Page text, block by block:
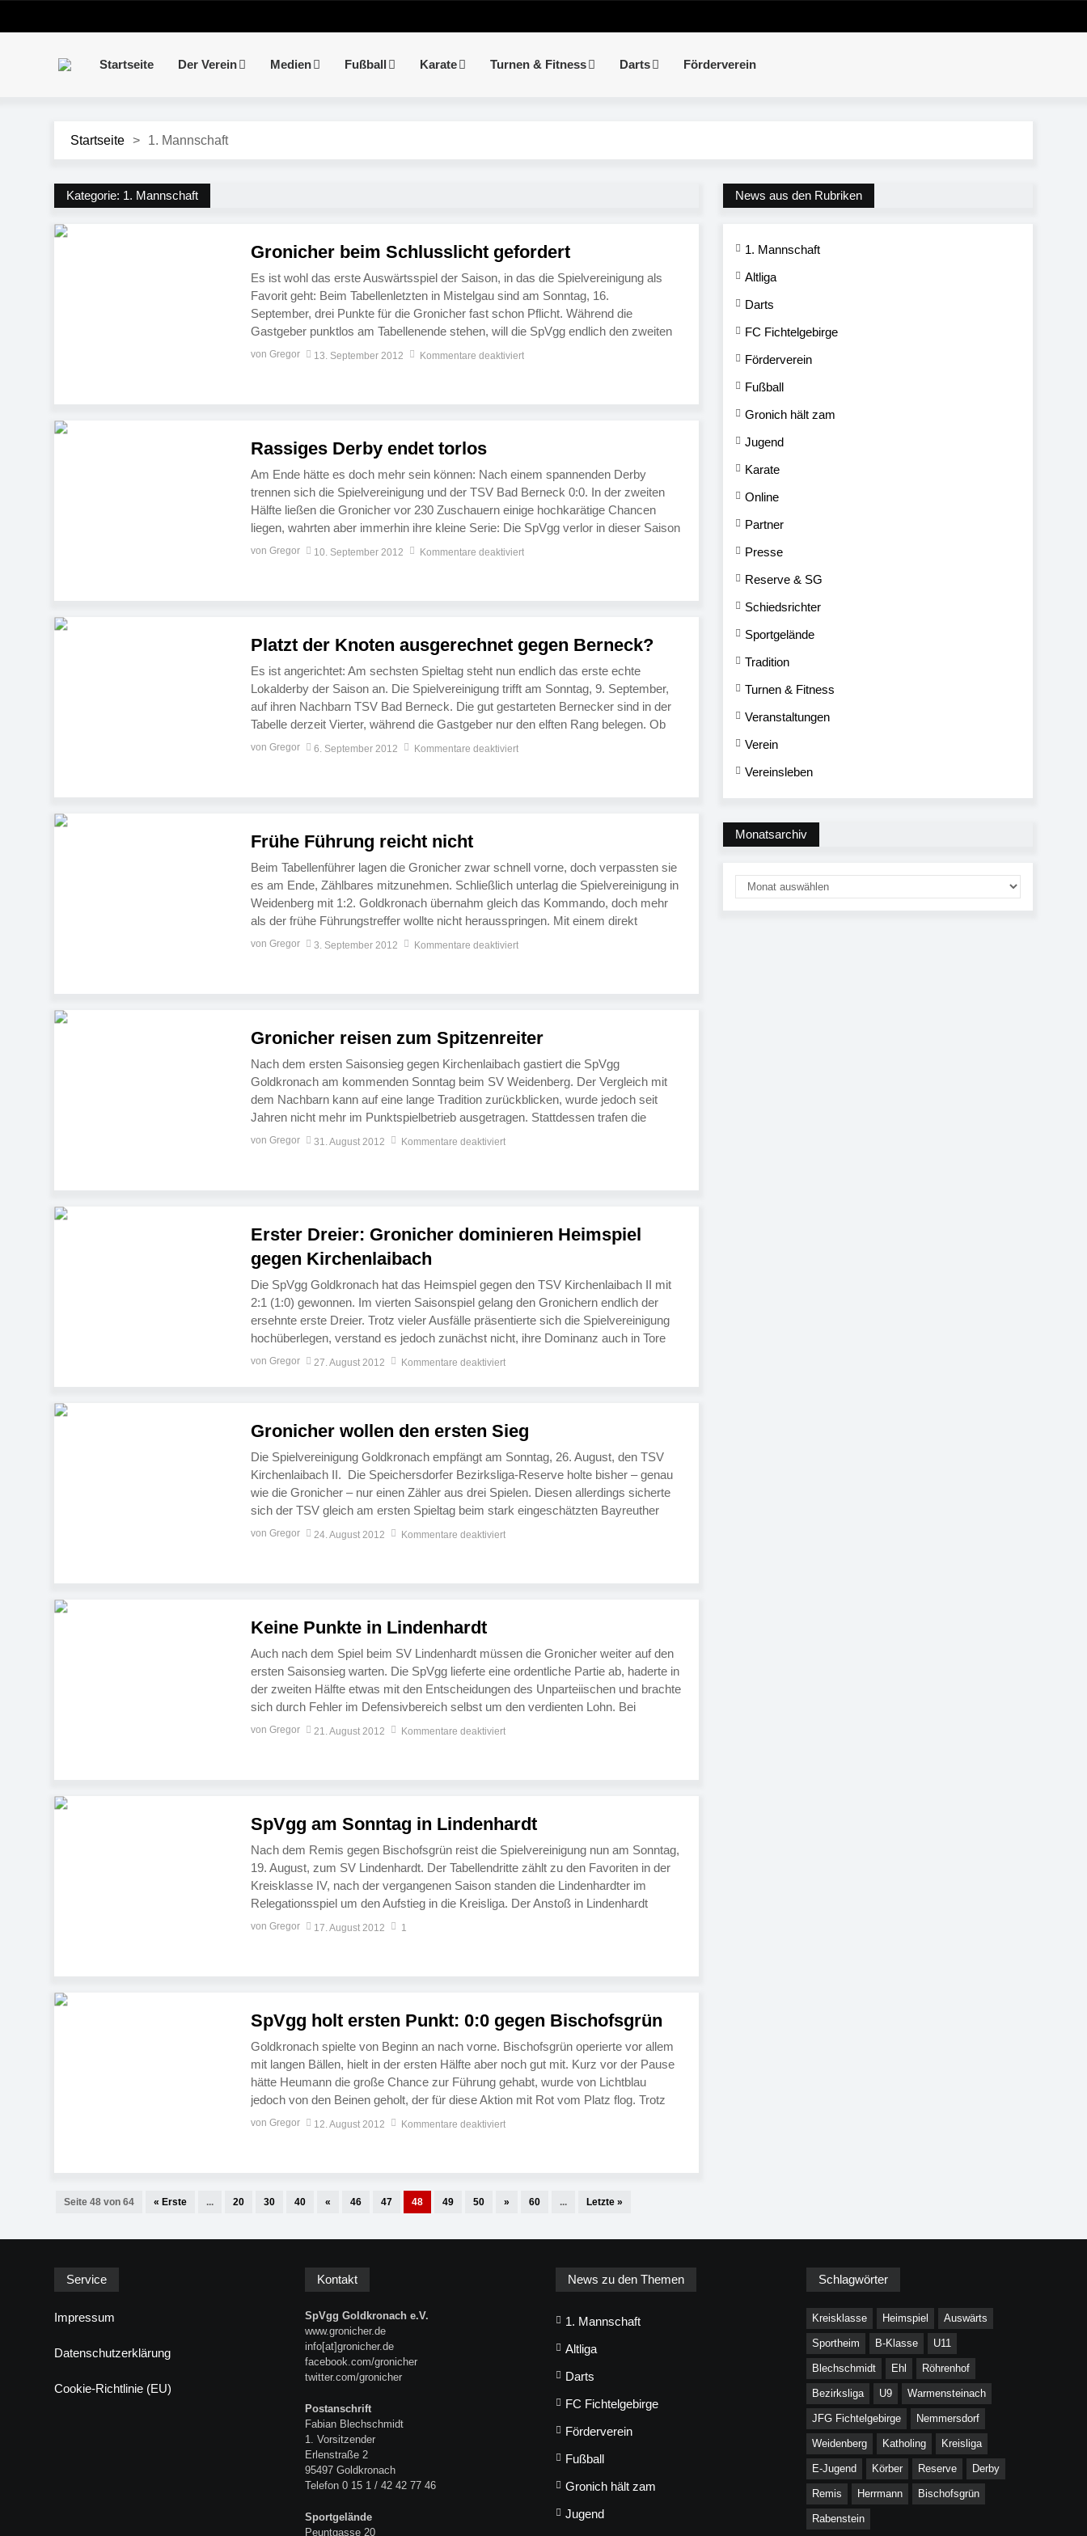
Startseite Der Verein Medien Fußball Karate Turnen & Fitness Darts Förderverein
Startseite > 1. Mannschaft
Kategorie: 1. Mannschaft
Gronicher beim Schlusslicht gefordert
Es ist wohl das erste Auswärtsspiel der Saison, in das die Spielvereinigung als
Favorit geht: Beim Tabellenletzten in Mistelgau sind am Sonntag, 16.
September, drei Punkte für die Gronicher fast schon Pflicht. Während die
Gastgeber punktlos am Tabellenende stehen, will die SpVgg endlich den zweiten
Sieg einfahren. Angepfiffen werden soll die Partie bereits um 13 Uhr […]
von Gregor 13. September 2012 Kommentare deaktiviert
Rassiges Derby endet torlos
Am Ende hätte es doch mehr sein können: Nach einem spannenden Derby
trennen sich die Spielvereinigung und der TSV Bad Berneck 0:0. In der zweiten
Hälfte ließen die Gronicher vor 230 Zuschauern einige hochkarätige Chancen
liegen, wahrten aber immerhin ihre kleine Serie: Die SpVgg verlor in dieser Saison
noch kein Heimspiel. Vor dem Kreisklassen-Duell maßen sich […]
von Gregor 10. September 2012 Kommentare deaktiviert
Platzt der Knoten ausgerechnet gegen Berneck?
Es ist angerichtet: Am sechsten Spieltag steht nun endlich das erste echte
Lokalderby der Saison an. Die Spielvereinigung trifft am Sonntag, 9. September,
auf ihren Nachbarn TSV Bad Berneck. Die gut gestarteten Bernecker sind in der
Tabelle derzeit Vierter, während die Gastgeber nur den elften Rang belegen. Ob
nun ausgerechnet gegen den TSV der Knoten […]
von Gregor 6. September 2012 Kommentare deaktiviert
Frühe Führung reicht nicht
Beim Tabellenführer lagen die Gronicher zwar schnell vorne, doch verpassten sie
es am Ende, Zählbares mitzunehmen. Schließlich unterlag die Spielvereinigung in
Weidenberg mit 1:2. Goldkronach übernahm gleich das Kommando, doch mehr
als der frühe Führungstreffer wollte nicht herausspringen. Mit einem direkt
verwandelten Freistoß glichen die Sommerer-Schützlinge in der 22. Spielminute
von Gregor 3. September 2012 Kommentare deaktiviert
Gronicher reisen zum Spitzenreiter
Nach dem ersten Saisonsieg gegen Kirchenlaibach gastiert die SpVgg
Goldkronach am kommenden Sonntag beim SV Weidenberg. Der Vergleich mit
dem Nachbarn kann auf eine lange Tradition zurückblicken, wurde jedoch seit
Jahren nicht mehr im Punktspielbetrieb ausgetragen. Stattdessen trafen die
Gronicher während ihrer Zeit in der A-Klasse sogar desöfteren auf die Reserve
von Gregor 31. August 2012 Kommentare deaktiviert
Erster Dreier: Gronicher dominieren Heimspiel
gegen Kirchenlaibach
Die SpVgg Goldkronach hat das Heimspiel gegen den TSV Kirchenlaibach II mit
2:1 (1:0) gewonnen. Im vierten Saisonspiel gelang den Gronichern endlich der
ersehnte erste Dreier. Trotz vieler Ausfälle präsentierte sich die Spielvereinigung
hochüberlegen, verstand es jedoch zunächst nicht, ihre Dominanz auch in Tore
umzumünzen. Erst Max Rabensteins Strafstoßtor kurz vor der Halbzeit brach
von Gregor 27. August 2012 Kommentare deaktiviert
Gronicher wollen den ersten Sieg
Die Spielvereinigung Goldkronach empfängt am Sonntag, 26. August, den TSV
Kirchenlaibach II. Die Speichersdorfer Bezirksliga-Reserve holte bisher – genau
wie die Gronicher – nur einen Zähler aus drei Spielen. Diesen allerdings sicherte
sich der TSV gleich am ersten Spieltag beim stark eingeschätzten Bayreuther
Sportring. Zuletzt verlor die Mannschaft jedoch in Gesees (0:1) und zu Hause […]
von Gregor 24. August 2012 Kommentare deaktiviert
Keine Punkte in Lindenhardt
Auch nach dem Spiel beim SV Lindenhardt müssen die Gronicher weiter auf den
ersten Saisonsieg warten. Die SpVgg lieferte eine ordentliche Partie ab, haderte in
der zweiten Hälfte etwas mit den Entscheidungen des Unparteiischen und brachte
sich durch Fehler im Defensivbereich selbst um den verdienten Lohn. Bei
hochsommerlichen Temperaturen boten beide Mannschaften ein vor allem […]
von Gregor 21. August 2012 Kommentare deaktiviert
SpVgg am Sonntag in Lindenhardt
Nach dem Remis gegen Bischofsgrün reist die Spielvereinigung nun am Sonntag,
19. August, zum SV Lindenhardt. Der Tabellendritte zählt zu den Favoriten in der
Kreisklasse IV, nach der vergangenen Saison standen die Lindenhardter im
Relegationsspiel um den Aufstieg in die Kreisliga. Der Anstoß in Lindenhardt
erfolgt um 15 Uhr. Die Reserve tritt zuvor ab 13 […]
von Gregor 17. August 2012 1
SpVgg holt ersten Punkt: 0:0 gegen Bischofsgrün
Goldkronach spielte von Beginn an nach vorne. Bischofsgrün operierte vor allem
mit langen Bällen, hielt in der ersten Hälfte aber noch gut mit. Kurz vor der Pause
hätte Heumann die große Chance zur Führung gehabt, wurde von Lichtblau
jedoch von den Beinen geholt, der für diese Aktion mit Rot vom Platz flog. Trotz
numerischer Überlegenheit […]
von Gregor 12. August 2012 Kommentare deaktiviert
Seite 48 von 64 « Erste ... 20 30 40 « 46 47 48 49 50 » 60 ... Letzte »
News aus den Rubriken
1. Mannschaft
Altliga
Darts
FC Fichtelgebirge
Förderverein
Fußball
Gronich hält zam
Jugend
Karate
Online
Partner
Presse
Reserve & SG
Schiedsrichter
Sportgelände
Tradition
Turnen & Fitness
Veranstaltungen
Verein
Vereinsleben
Monatsarchiv
Service
Impressum
Datenschutzerklärung
Cookie-Richtlinie (EU)
Kontakt
SpVgg Goldkronach e.V.
www.gronicher.de
info[at]gronicher.de
facebook.com/gronicher
twitter.com/gronicher
Postanschrift
Fabian Blechschmidt
1. Vorsitzender
Erlenstraße 2
95497 Goldkronach
Telefon 0 15 1 / 42 42 77 46
Sportgelände
Peuntgasse 20
News zu den Themen
1. Mannschaft
Altliga
Darts
FC Fichtelgebirge
Förderverein
Fußball
Gronich hält zam
Jugend
Schlagwörter
Kreisklasse Heimspiel Auswärts
Sportheim B-Klasse U11
Blechschmidt Ehl Röhrenhof
Bezirksliga U9 Warmensteinach
JFG Fichtelgebirge Nemmersdorf
Weidenberg Katholing Kreisliga
E-Jugend Körber Reserve Derby
Remis Herrmann Bischofsgrün
Rabenstein